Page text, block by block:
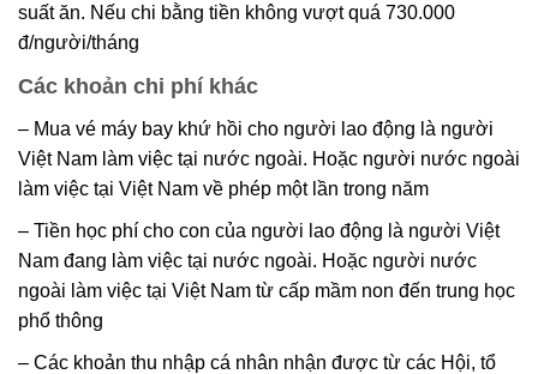
suất ăn. Nếu chi bằng tiền không vượt quá 730.000
đ/người/tháng
Các khoản chi phí khác
– Mua vé máy bay khứ hồi cho người lao động là người
Việt Nam làm việc tại nước ngoài. Hoặc người nước ngoài
làm việc tại Việt Nam về phép một lần trong năm
– Tiền học phí cho con của người lao động là người Việt
Nam đang làm việc tại nước ngoài. Hoặc người nước
ngoài làm việc tại Việt Nam từ cấp mầm non đến trung học
phổ thông
– Các khoản thu nhập cá nhân nhận được từ các Hội, tổ